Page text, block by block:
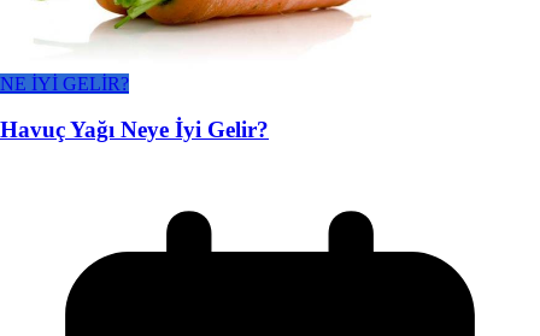
NE İYİ GELİR?
Havuç Yağı Neye İyi Gelir?